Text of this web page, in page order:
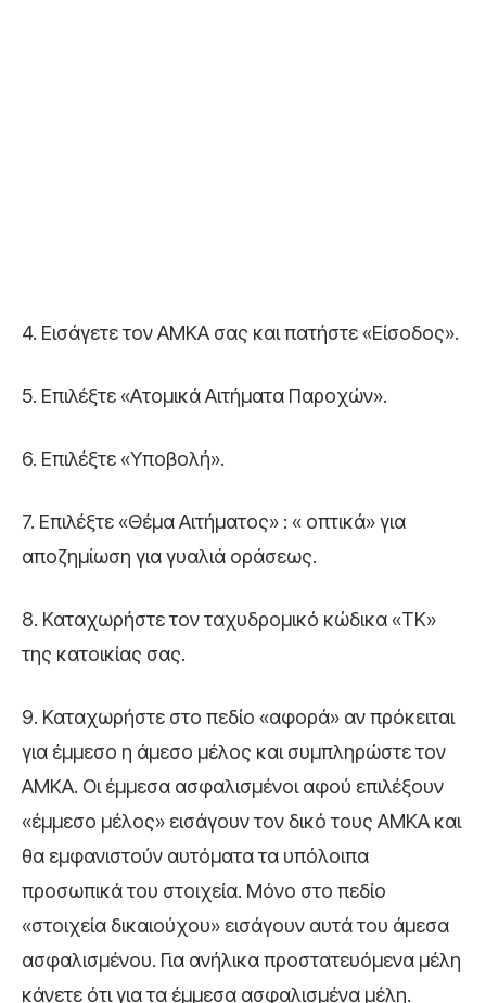
4. Εισάγετε τον ΑΜΚΑ σας και πατήστε «Είσοδος».
5. Επιλέξτε «Ατομικά Αιτήματα Παροχών».
6. Επιλέξτε «Υποβολή».
7. Επιλέξτε «Θέμα Αιτήματος» : « οπτικά» για
αποζημίωση για γυαλιά οράσεως.
8. Καταχωρήστε τον ταχυδρομικό κώδικα «ΤΚ»
της κατοικίας σας.
9. Καταχωρήστε στο πεδίο «αφορά» αν πρόκειται
για έμμεσο η άμεσο μέλος και συμπληρώστε τον
ΑΜΚΑ. Οι έμμεσα ασφαλισμένοι αφού επιλέξουν
«έμμεσο μέλος» εισάγουν τον δικό τους ΑΜΚΑ και
θα εμφανιστούν αυτόματα τα υπόλοιπα
προσωπικά του στοιχεία. Μόνο στο πεδίο
«στοιχεία δικαιούχου» εισάγουν αυτά του άμεσα
ασφαλισμένου. Για ανήλικα προστατευόμενα μέλη
κάνετε ότι για τα έμμεσα ασφαλισμένα μέλη.